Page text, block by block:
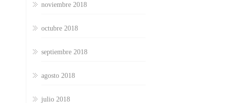
noviembre 2018
octubre 2018
septiembre 2018
agosto 2018
julio 2018